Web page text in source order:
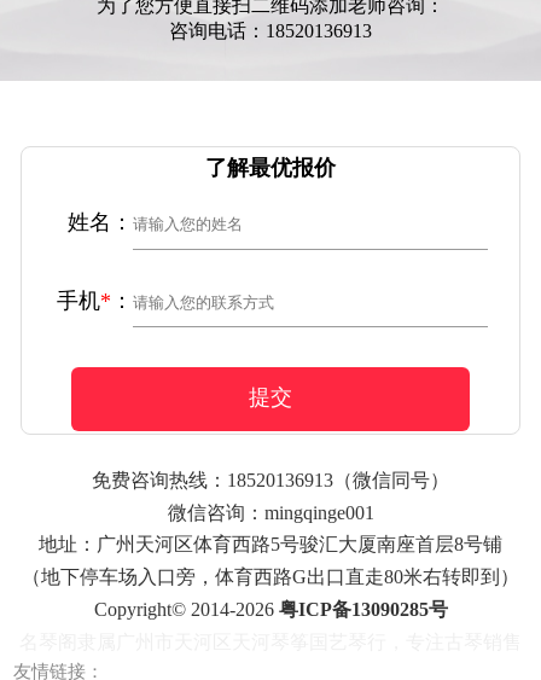
为了您方便直接扫二维码添加老师咨询：
咨询电话：18520136913
了解最优报价
姓名：
手机* ：
提交
免费咨询热线： 18520136913 （微信同号）
微信咨询：mingqinge001
地址：广州天河区体育西路5号骏汇大厦南座首层8号铺
（地下停车场入口旁，体育西路G出口直走80米右转即到）
Copyright© 2014-2026 粤ICP备13090285号
友情链接：